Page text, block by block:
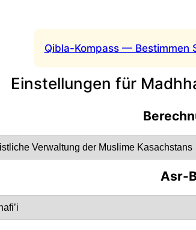
Qibla-Kompass — Bestimmen
Einstellungen für
Asr-